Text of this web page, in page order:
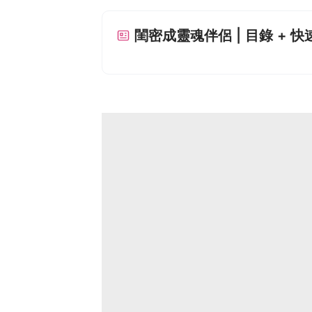
閨密成靈魂伴侶 | 目錄 + 快